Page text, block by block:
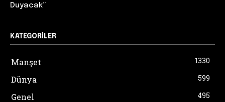
Duyacak”
KATEGORILER
Manşet 1330
Dünya 599
Genel 495